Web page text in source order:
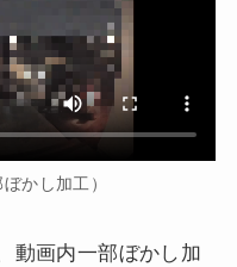
かし加工）
動画内一部ぼかし加